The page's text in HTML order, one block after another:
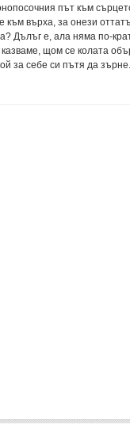
път към
към върха, за онези
Дълъг е, ала няма по-
щом се колата
за себе си пътя да зърне.